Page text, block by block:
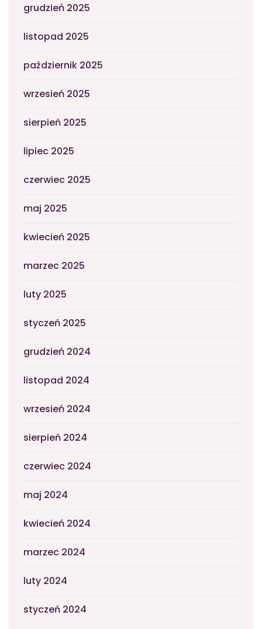
grudzień 2025
listopad 2025
październik 2025
wrzesień 2025
sierpień 2025
lipiec 2025
czerwiec 2025
maj 2025
kwiecień 2025
marzec 2025
luty 2025
styczeń 2025
grudzień 2024
listopad 2024
wrzesień 2024
sierpień 2024
czerwiec 2024
maj 2024
kwiecień 2024
marzec 2024
luty 2024
styczeń 2024